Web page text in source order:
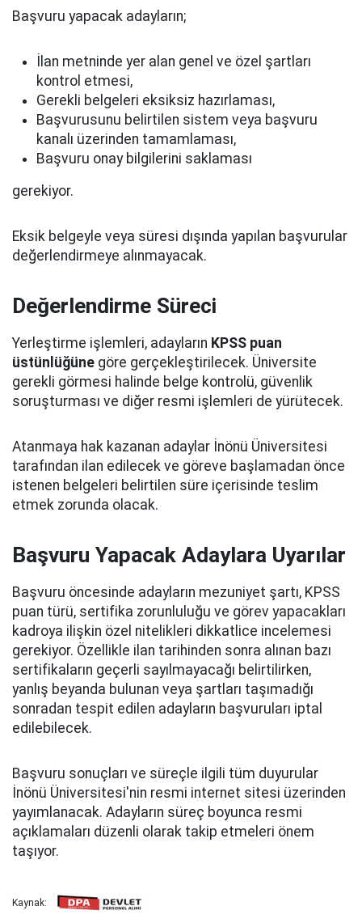
Başvuru yapacak adayların;
İlan metninde yer alan genel ve özel şartları
kontrol etmesi,
Gerekli belgeleri eksiksiz hazırlaması,
Başvurusunu belirtilen sistem veya başvuru
kanalı üzerinden tamamlaması,
Başvuru onay bilgilerini saklaması
gerekiyor.
Eksik belgeyle veya süresi dışında yapılan başvurular
değerlendirmeye alınmayacak.
Değerlendirme Süreci
Yerleştirme işlemleri, adayların KPSS puan
üstünlüğüne göre gerçekleştirilecek. Üniversite
gerekli görmesi halinde belge kontrolü, güvenlik
soruşturması ve diğer resmi işlemleri de yürütecek.
Atanmaya hak kazanan adaylar İnönü Üniversitesi
tarafından ilan edilecek ve göreve başlamadan önce
istenen belgeleri belirtilen süre içerisinde teslim
etmek zorunda olacak.
Başvuru Yapacak Adaylara Uyarılar
Başvuru öncesinde adayların mezuniyet şartı, KPSS
puan türü, sertifika zorunluluğu ve görev yapacakları
kadroya ilişkin özel nitelikleri dikkatlice incelemesi
gerekiyor. Özellikle ilan tarihinden sonra alınan bazı
sertifikaların geçerli sayılmayacağı belirtilirken,
yanlış beyanda bulunan veya şartları taşımadığı
sonradan tespit edilen adayların başvuruları iptal
edilebilecek.
Başvuru sonuçları ve süreçle ilgili tüm duyurular
İnönü Üniversitesi'nin resmi internet sitesi üzerinden
yayımlanacak. Adayların süreç boyunca resmi
açıklamaları düzenli olarak takip etmeleri önem
taşıyor.
Kaynak: